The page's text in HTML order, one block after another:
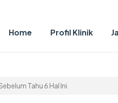
Home Profil Klinik
Tahu 6 Hal Ini